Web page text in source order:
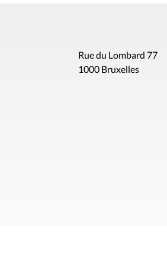
Rue du Lombard 77
1000 Bruxelles